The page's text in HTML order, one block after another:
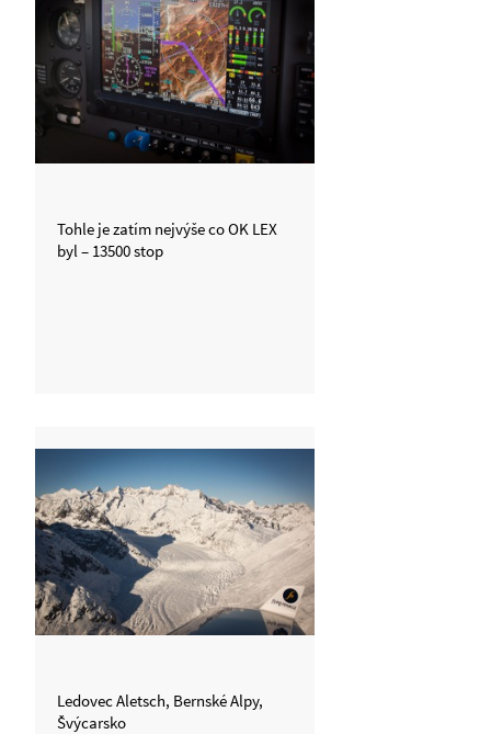
Tohle je zatím nejvýše co OK LEX
byl – 13500 stop
Ledovec Aletsch, Bernské Alpy,
Švýcarsko